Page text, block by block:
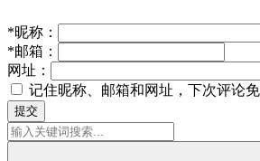
*昵称：
*邮箱：
网址：
记住昵称、邮箱和网址，下次评论
提交